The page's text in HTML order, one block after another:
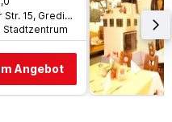
Nürnberger Str. 15, Greding, Bayern, Deutschland
Stadtzentrum
Angebot